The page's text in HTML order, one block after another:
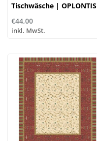
Tischwäsche | OPLONTIS
v9 (B3) blau
€44,00
inkl. MwSt.